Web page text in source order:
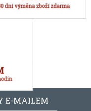
E-MAILEM